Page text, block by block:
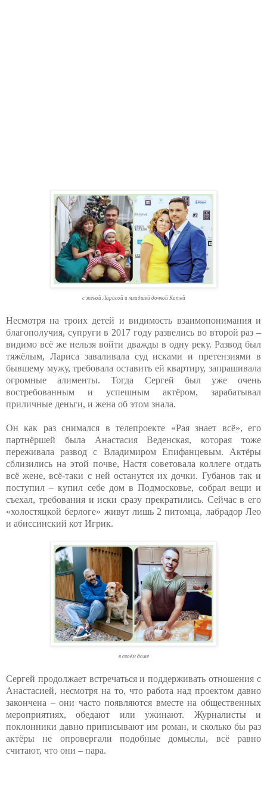
с женой Ларисой и младшей дочкой Катей
Несмотря на троих детей и видимость взаимопонимания и
благополучия, супруги в 2017 году развелись во второй раз –
видимо всё же нельзя войти дважды в одну реку. Развод был
тяжёлым, Лариса заваливала суд исками и претензиями в
бывшему мужу, требовала оставить ей квартиру, запрашивала
огромные алименты. Тогда Сергей был уже очень
востребованным и успешным актёром, зарабатывал
приличные деньги, и жена об этом знала.
Он как раз снимался в телепроекте «Рая знает всё», его
партнёршей была Анастасия Веденская, которая тоже
переживала развод с Владимиром Епифанцевым. Актёры
сблизились на этой почве, Настя советовала коллеге отдать
всё жене, всё-таки с ней останутся их дочки. Губанов так и
поступил – купил себе дом в Подмосковье, собрал вещи и
съехал, требования и иски сразу прекратились. Сейчас в его
«холостяцкой берлоге» живут лишь 2 питомца, лабрадор Лео
и абиссинский кот Игрик.
в своём доме
Сергей продолжает встречаться и поддерживать отношения с
Анастасией, несмотря на то, что работа над проектом давно
закончена – они часто появляются вместе на общественных
мероприятиях, обедают или ужинают. Журналисты и
поклонники давно приписывают им роман, и сколько бы раз
актёры не опровергали подобные домыслы, всё равно
считают, что они – пара.